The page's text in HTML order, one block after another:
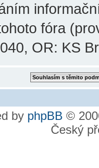
fóra
OR: KS
by phpBB ©
Český